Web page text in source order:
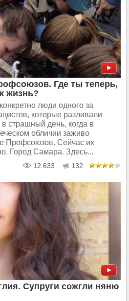
Где ты теперь,
жизнь?
люди одного за
которые разливали
страшный день, когда в
обличии заживо
Профсоюзов. Сейчас их
Город Самара. Здесь...
12 633 132
Супруги сожгли няню